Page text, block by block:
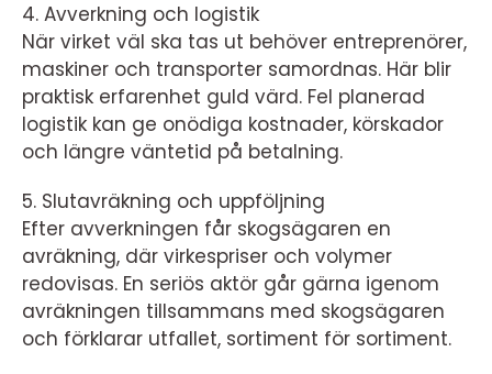
4. Avverkning och logistik
När virket väl ska tas ut behöver entreprenörer,
maskiner och transporter samordnas. Här blir
praktisk erfarenhet guld värd. Fel planerad
logistik kan ge onödiga kostnader, körskador
och längre väntetid på betalning.
5. Slutavräkning och uppföljning
Efter avverkningen får skogsägaren en
avräkning, där virkespriser och volymer
redovisas. En seriös aktör går gärna igenom
avräkningen tillsammans med skogsägaren
och förklarar utfallet, sortiment för sortiment.